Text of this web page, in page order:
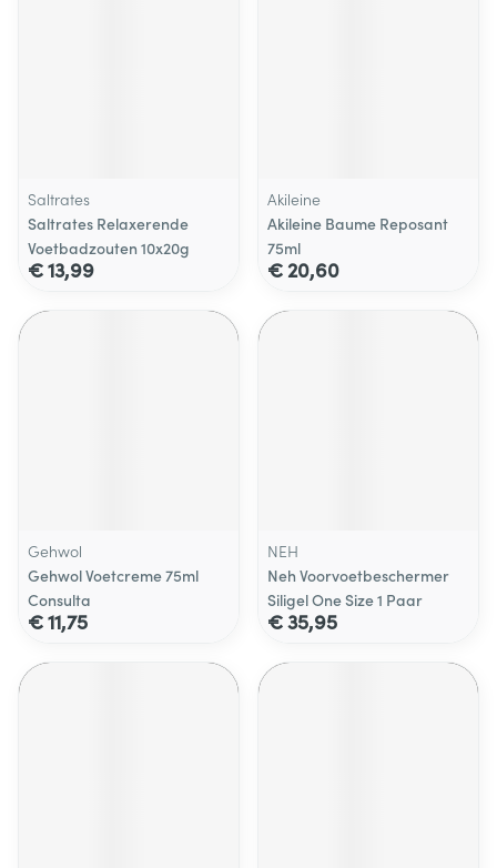
Saltrates
Saltrates Relaxerende
Voetbadzouten 10x20g
€ 13,99
Akileine
Akileine Baume Reposant
75ml
€ 20,60
Gehwol
Gehwol Voetcreme 75ml
Consulta
€ 11,75
NEH
Neh Voorvoetbeschermer
Siligel One Size 1 Paar
€ 35,95